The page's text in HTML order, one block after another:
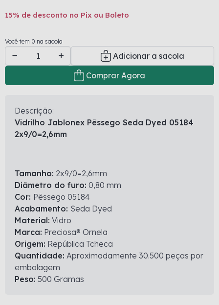
15% de desconto no Pix ou Boleto
Você tem 0 na sacola
Adicionar a sacola
Comprar Agora
Descrição:
Vidrilho Jablonex Pêssego Seda Dyed 05184
2x9/0=2,6mm
Tamanho: 2x9/0=2,6mm
Diâmetro do furo: 0,80 mm
Cor: Pêssego 05184
Acabamento: Seda Dyed
Material: Vidro
Marca: Preciosa® Ornela
Origem: República Tcheca
Quantidade: Aproximadamente 30.500 peças por
embalagem
Peso: 500 Gramas